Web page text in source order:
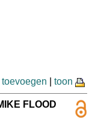
toevoegen toon
FLOOD